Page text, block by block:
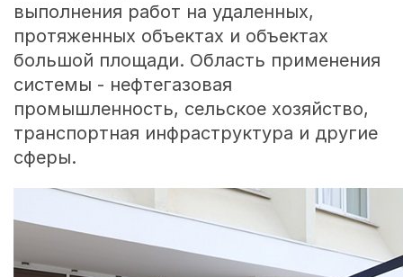
выполнения работ на удаленных,
протяженных объектах и объектах
большой площади. Область применения
системы - нефтегазовая
промышленность, сельское хозяйство,
транспортная инфраструктура и другие
сферы.